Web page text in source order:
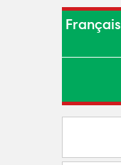
Français